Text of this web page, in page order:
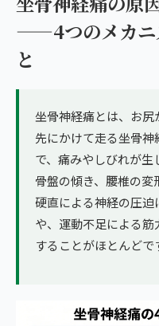
——4つのメカニ
と
坐骨神経痛とは、お
先にかけて走る坐骨
で、痛みやしびれが生
骨盤の傾き、腰椎の
硬直による神経の圧
や、運動不足による
することがほとんどで